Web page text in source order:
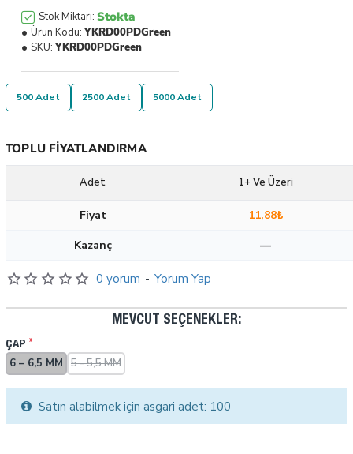
0 yorum - Yorum Yap
Stok Miktarı: Stokta
Ürün Kodu: YKRD00PDGreen
SKU: YKRD00PDGreen
500 Adet 2500 Adet 5000 Adet
MEVCUT SEÇENEKLER:
ÇAP
6 – 6,5 MM 5 - 5,5 MM
Satın alabilmek için asgari adet: 100
TOPLU FIYATLANDIRMA
Adet 1+ Ve Üzeri
Fiyat
11,88₺
Kazanç
—